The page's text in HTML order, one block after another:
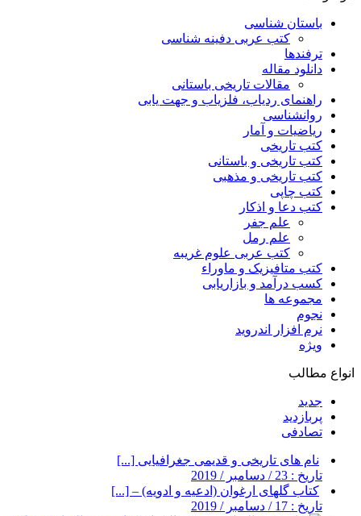
باستان شناسی
کتب عربی دفینه شناسی
ترفندها
دانلود مقاله
مقالات تاریخی باستانی
راهنمای ردیاب، فلزیاب و جهت یابی
روانشناسی
ریاضیات و آمار
کتب تاریخی
کتب تاریخی و باستانی
کتب تاریخی و مذهبی
کتب چاپی
کتب دعا و اذکار
علم جفر
علم رمل
کتب عربی علوم غریبه
کتب متافیزیک و ماوراء
کسب درآمد و بازاریابی
مجموعه ها
نجوم
نرم افزار اندروید
ویژه
انواع مطالب
جدید
پربازدید
تصادفی
نام های تاریخی و قدیمی جغرافیایی [...]
تاریخ : 23 / دسامبر / 2019
کتاب گلهای ارغوان (ادعیه و ادویه) – [...]
تاریخ : 17 / دسامبر / 2019